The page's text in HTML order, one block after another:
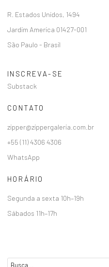
R. Estados Unidos, 1494
Jardim America 01427-001
São Paulo - Brasil
INSCREVA-SE
Substack
CONTATO
zipper@zippergaleria.com.br
+55 (11) 4306 4306
WhatsApp
HORÁRIO
Segunda a sexta 10h–19h
Sábados 11h–17h